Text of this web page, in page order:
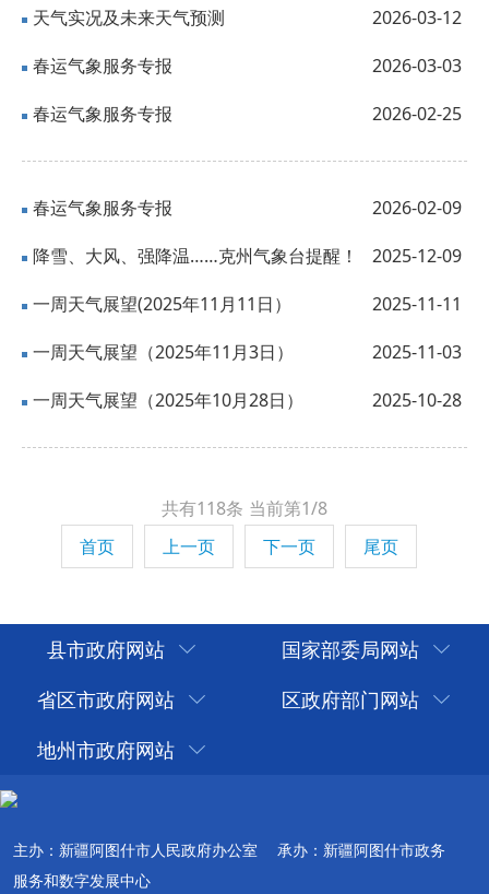
2026-03-12
天气实况及未来天气预测
2026-03-03
春运气象服务专报
2026-02-25
春运气象服务专报
2026-02-09
春运气象服务专报
2025-12-09
降雪、大风、强降温……克州气象台提醒！
2025-11-11
一周天气展望(2025年11月11日）
2025-11-03
一周天气展望（2025年11月3日）
2025-10-28
一周天气展望（2025年10月28日）
共有118条 当前第1/8
首页
上一页 下一页 尾页
县市政府网站
国家部委局网站
省区市政府网站
区政府部门网站
地州市政府网站
主办：新疆阿图什市人民政府办公室
承办：新疆阿图什市政务
服务和数字发展中心